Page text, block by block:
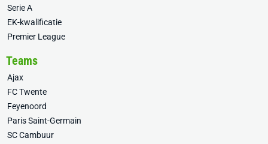
Serie A
EK-kwalificatie
Premier League
Teams
Ajax
FC Twente
Feyenoord
Paris Saint-Germain
SC Cambuur